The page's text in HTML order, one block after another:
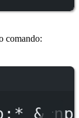
comando:
&